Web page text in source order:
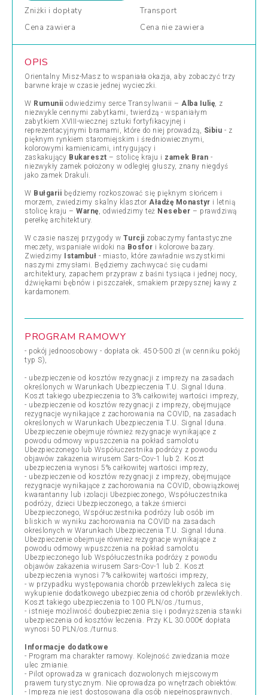
Zniżki i dopłaty
Transport
Cena zawiera Cena nie zawiera
OPIS
Orientalny Misz-Masz to wspaniała okazja, aby zobaczyć trzy
barwne kraje w czasie jednej wycieczki.
W Rumunii odwiedzimy serce Transylwanii – Alba Iulię, z
niezwykle cennymi zabytkami, twierdzą - wspaniałym
zabytkiem XVIII-wiecznej sztuki fortyfikacyjnej i
reprezentacyjnymi bramami, które do niej prowadzą, Sibiu - z
pięknym rynkiem staromiejskim i średniowiecznymi,
kolorowymi kamienicami, intrygujący i
zaskakujący Bukareszt – stolicę kraju i zamek Bran -
niezwykły zamek położony w odległej głuszy, znany niegdyś
jako zamek Drakuli.
W Bułgarii będziemy rozkoszować się pięknym słońcem i
morzem, zwiedzimy skalny klasztor Aładżę Monastyr i letnią
stolicę kraju – Warnę, odwiedzimy też Neseber – prawdziwą
perełkę architektury.
W czasie naszej przygody w Turcji zobaczymy fantastyczne
meczety, wspaniałe widoki na Bosfor i kolorowe bazary.
Zwiedzimy
Istambuł - miasto, które zawładnie wszystkimi
naszymi zmysłami. Będziemy zachwycać się cudami
architektury, zapachem przypraw z baśni tysiąca i jednej nocy,
dźwiękami bębnów i piszczałek, smakiem przepysznej kawy z
kardamonem.
PROGRAM RAMOWY
- pokój jednoosobowy - dopłata ok. 450-500 zł (w cenniku pokój
typ S),
- ubezpieczenie od kosztów rezygnacji z imprezy na zasadach
określonych w Warunkach Ubezpieczenia T.U. Signal Iduna.
Koszt takiego ubezpieczenia to 3% całkowitej wartości imprezy,
- ubezpieczenie od kosztów rezygnacji z imprezy, obejmujące
rezygnacje wynikające z zachorowania na COVID, na zasadach
określonych w Warunkach Ubezpieczenia T.U. Signal Iduna.
Ubezpieczenie obejmuje również rezygnacje wynikające z
powodu odmowy wpuszczenia na pokład samolotu
Ubezpieczonego lub Współuczestnika podróży z powodu
objawów zakażenia wirusem Sars-Cov-1 lub 2. Koszt
ubezpieczenia wynosi 5% całkowitej wartości imprezy,
- ubezpieczenie od kosztów rezygnacji z imprezy, obejmujące
rezygnacje wynikające z zachorowania na COVID, obowiązkowej
kwarantanny lub izolacji Ubezpieczonego, Współuczestnika
podróży, dzieci Ubezpieczonego, a także śmierci
Ubezpieczonego, Współuczestnika podróży lub osób im
bliskich w wyniku zachorowania na COVID na zasadach
określonych w Warunkach Ubezpieczenia T.U. Signal Iduna.
Ubezpieczenie obejmuje również rezygnacje wynikające z
powodu odmowy wpuszczenia na pokład samolotu
Ubezpieczonego lub Współuczestnika podróży z powodu
objawów zakażenia wirusem Sars-Cov-1 lub 2. Koszt
ubezpieczenia wynosi 7% całkowitej wartości imprezy,
- w przypadku występowania chorób przewlekłych zaleca się
wykupienie dodatkowego ubezpieczenia od chorób przewlekłych.
Koszt takiego ubezpieczenia to 100 PLN/os./turnus,
- istnieje możliwość doubezpieczenia się i podwyższenia stawki
ubezpieczenia od kosztów leczenia. Przy KL 30.000€ dopłata
wynosi 50 PLN/os./turnus.
Informacje dodatkowe
- Program ma charakter ramowy. Kolejność zwiedzania może
ulec zmianie.
- Pilot oprowadza w granicach dozwolonych miejscowym
prawem turystycznym. Nie oprowadza po wnętrzach obiektów.
- Impreza nie jest dostosowana dla osób niepełnosprawnych.